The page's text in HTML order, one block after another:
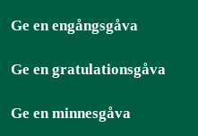
Ge en engångsgåva
Ge en gratulationsgåva
Ge en minnesgåva